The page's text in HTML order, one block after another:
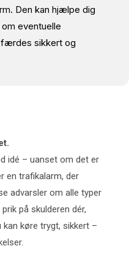
Den kan hjælpe dig
eventuelle
færdes sikkert og
idé – uanset om det er
en trafikalarm, der
advarsler om alle typer
på skulderen dér,
kan køre trygt, sikkert –